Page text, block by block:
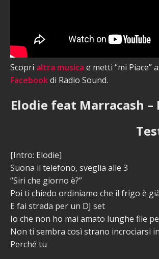
Scopri altra musica e metti “mi Piace”
Facebookdi Radio Sound.
Elodie feat Marracash
[Intro: Elodie]
Suona il telefono, sveglia alle 3
“Siri che giorno è?”
Poi ti chiedo ordiniamo che il frigo è
E fai strada per un DJ set
Io che non ho mai amato lunghe file
Non ti sembra così strano incrociarsi
Perché tu